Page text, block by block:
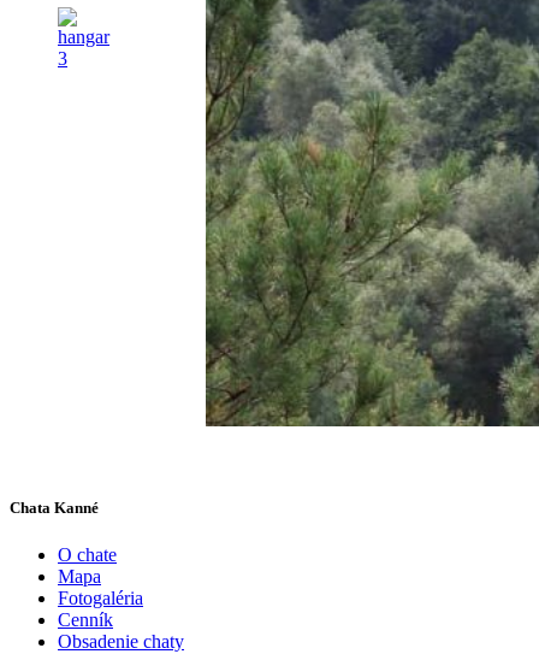
Chata Kanné
O chate
Mapa
Fotogaléria
Cenník
Obsadenie chaty